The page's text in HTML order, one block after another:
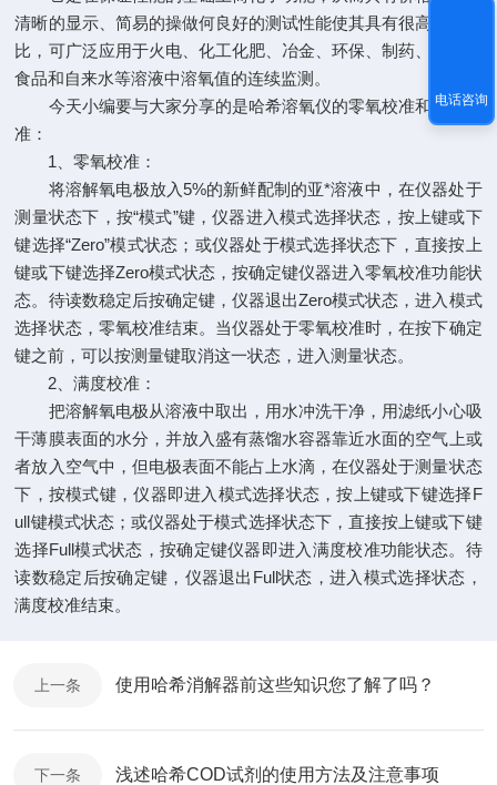
清晰的显示、简易的操做何良好的测试性能使其具有很高的性价
比，可广泛应用于火电、化工化肥、冶金、环保、制药、生化、
食品和自来水等溶液中溶氧值的连续监测。
今天小编要与大家分享的是哈希溶氧仪的零氧校准和满度校
准：
1、零氧校准：
将溶解氧电极放入5%的新鲜配制的亚*溶液中，在仪器处于
测量状态下，按“模式”键，仪器进入模式选择状态，按上键或下
键选择“Zero”模式状态；或仪器处于模式选择状态下，直接按上
键或下键选择Zero模式状态，按确定键仪器进入零氧校准功能状
态。待读数稳定后按确定键，仪器退出Zero模式状态，进入模式
选择状态，零氧校准结束。当仪器处于零氧校准时，在按下确定
键之前，可以按测量键取消这一状态，进入测量状态。
2、满度校准：
把溶解氧电极从溶液中取出，用水冲洗干净，用滤纸小心吸
干薄膜表面的水分，并放入盛有蒸馏水容器靠近水面的空气上或
者放入空气中，但电极表面不能占上水滴，在仪器处于测量状态
下，按模式键，仪器即进入模式选择状态，按上键或下键选择F
ull键模式状态；或仪器处于模式选择状态下，直接按上键或下键
选择Full模式状态，按确定键仪器即进入满度校准功能状态。待
读数稳定后按确定键，仪器退出Full状态，进入模式选择状态，
满度校准结束。
上一条 使用哈希消解器前这些知识您了解了吗？
下一条 浅述哈希COD试剂的使用方法及注意事项
电话咨询